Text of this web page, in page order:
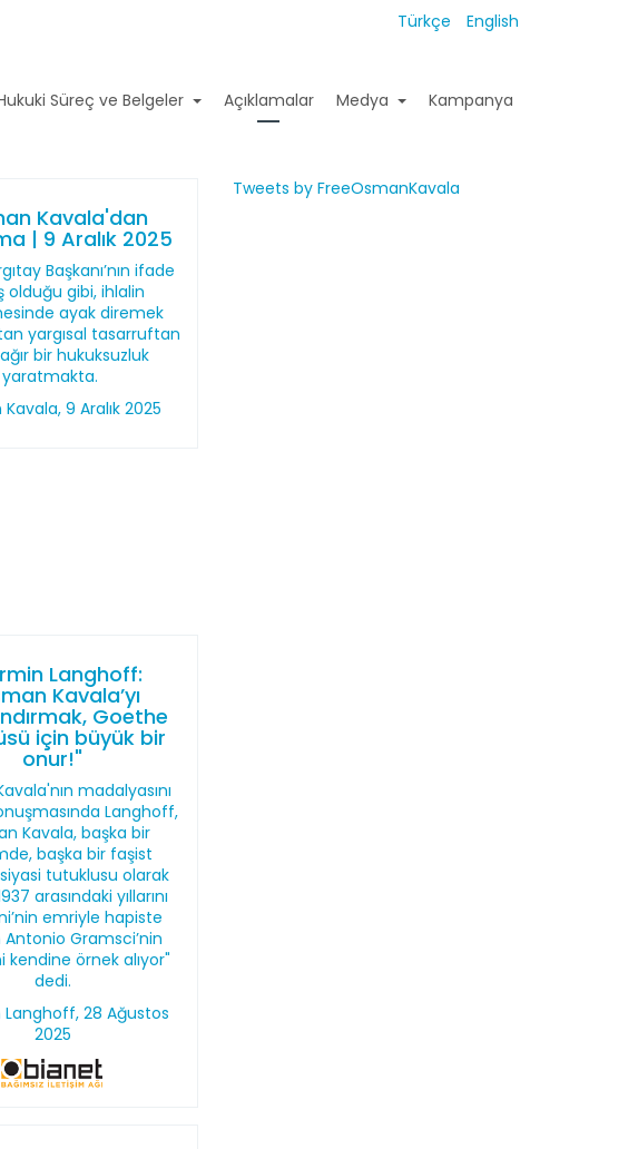
Türkçe English
Süreç ve Belgeler Açıklamalar Medya Kampanya
Kavala'dan
| 9 Aralık 2025
Başkanı’nın ifade
olduğu gibi, ihlalin
ayak diremek
yargısal tasarruftan
bir hukuksuzluk
yaratmakta.
9 Aralık 2025
Langhoff:
Kavala’yı
Goethe
için büyük bir
onur!"
madalyasını
Langhoff,
Kavala, başka bir
başka bir faşist
tutuklusu olarak
arasındaki yıllarını
emriyle hapiste
Gramsci’nin
kendine örnek alıyor"
dedi.
Langhoff, 28 Ağustos
2025
Tweets by FreeOsmanKavala